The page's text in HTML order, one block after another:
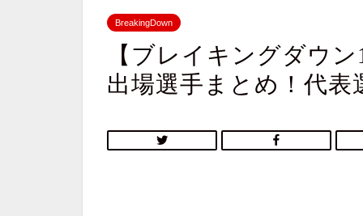
BreakingDown
【ブレイキングダウ
出場選手まとめ！代表